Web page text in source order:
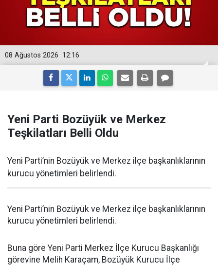
12:16
08 Ağustos 2026
Yeni Parti Bozüyük ve Merkez
Teşkilatları Belli Oldu
Yeni Parti’nin Bozüyük ve Merkez ilçe başkanlıklarının
kurucu yönetimleri belirlendi.
Yeni Parti’nin Bozüyük ve Merkez ilçe başkanlıklarının
kurucu yönetimleri belirlendi.
Buna göre Yeni Parti Merkez İlçe Kurucu Başkanlığı
görevine Melih Karaçam, Bozüyük Kurucu İlçe